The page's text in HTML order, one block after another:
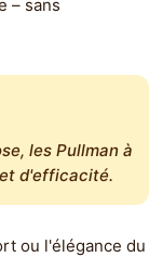
– sans
les Pullman à
d'efficacité.
ou l'élégance du